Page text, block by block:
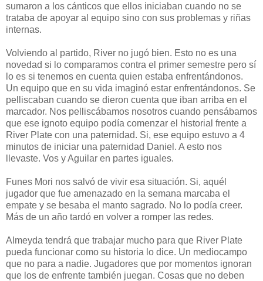
sumaron a los cánticos que ellos iniciaban cuando no se
trataba de apoyar al equipo sino con sus problemas y riñas
internas.
Volviendo al partido, River no jugó bien. Esto no es una
novedad si lo comparamos contra el primer semestre pero sí
lo es si tenemos en cuenta quien estaba enfrentándonos.
Un equipo que en su vida imaginó estar enfrentándonos. Se
pelliscaban cuando se dieron cuenta que iban arriba en el
marcador. Nos pelliscábamos nosotros cuando pensábamos
que ese ignoto equipo podía comenzar el historial frente a
River Plate con una paternidad. Si, ese equipo estuvo a 4
minutos de iniciar una paternidad Daniel. A esto nos
llevaste. Vos y Aguilar en partes iguales.
Funes Mori nos salvó de vivir esa situación. Si, aquél
jugador que fue amenazado en la semana marcaba el
empate y se besaba el manto sagrado. No lo podía creer.
Más de un año tardó en volver a romper las redes.
Almeyda tendrá que trabajar mucho para que River Plate
pueda funcionar como su historia lo dice. Un mediocampo
que no para a nadie. Jugadores que por momentos ignoran
que los de enfrente también juegan. Cosas que no deben